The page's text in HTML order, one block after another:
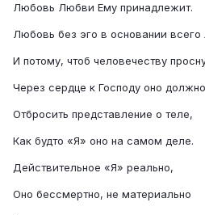
Любовь Любви Ему принадлежит.
Любовь без эго в основании всего
И потому, чтоб человечеству
Через сердце к Господу оно
Отбросить представление о теле,
Как будто «Я» оно на самом деле.
Действительное «Я» реально,
Оно бессмертно, не материально